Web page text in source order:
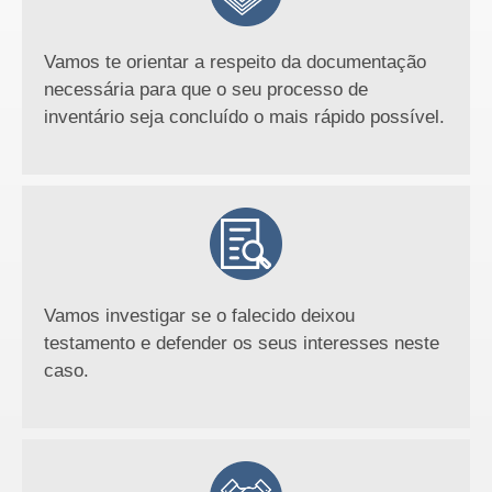
Vamos te orientar a respeito da documentação
necessária para que o seu processo de
inventário seja concluído o mais rápido possível.
Vamos investigar se o falecido deixou
testamento e defender os seus interesses neste
caso.